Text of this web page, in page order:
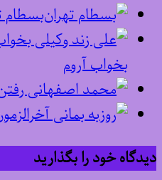
بسطام
بخواب آروم
دیدگاه خود را بگذارید